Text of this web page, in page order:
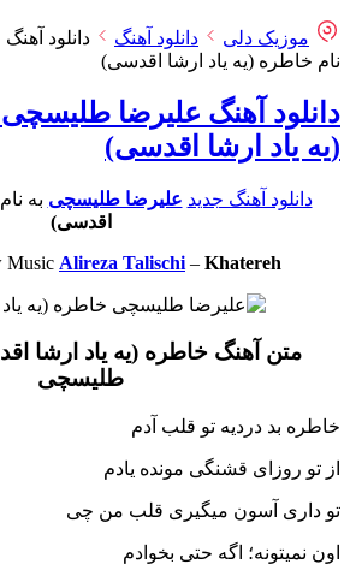
موزیک دلی دانلود آهنگ
دانلود
نام خاطره (یه یاد ارشا اقدسی)
دانلود آهنگ علیرضا
(یه یاد ارشا اقدسی)
دانلود آهنگ جدید علیرضا طلیسچی به
اقدسی)
Music Alireza Talischi – Khatereh
متن آهنگ خاطره (یه یاد ارشا
طلیسچی
خاطره بد دردیه تو قلب آدم
از تو روزای قشنگی مونده یادم
تو داری آسون میگیری قلب من چی
اون نمیتونه؛ اگه حتی بخوادم